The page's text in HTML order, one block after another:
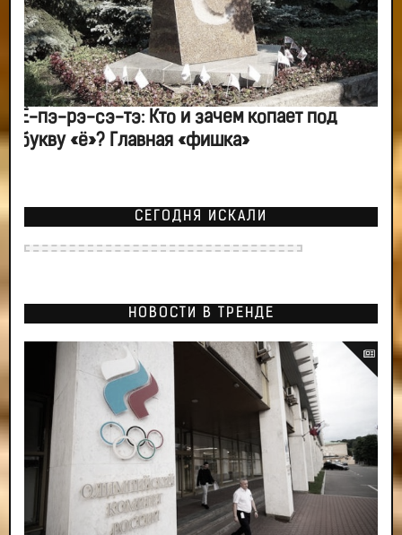
Ё-пэ-рэ-сэ-тэ: Кто и зачем копает под
букву «ё»? Главная «фишка»
СЕГОДНЯ ИСКАЛИ
НОВОСТИ В ТРЕНДЕ